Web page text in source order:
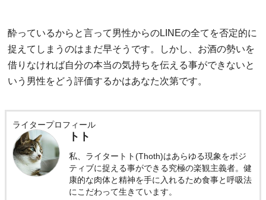
酔っているからと言って男性からのLINEの全てを否定的に
捉えてしまうのはまだ早そうです。しかし、お酒の勢いを
借りなければ自分の本当の気持ちを伝える事ができないと
いう男性をどう評価するかはあなた次第です。
ライタープロフィール
トト
私、ライタートト(Thoth)はあらゆる現象をポジ
ティブに捉える事ができる究極の楽観主義者。健
康的な肉体と精神を手に入れるため食事と呼吸法
にこだわって生きています。